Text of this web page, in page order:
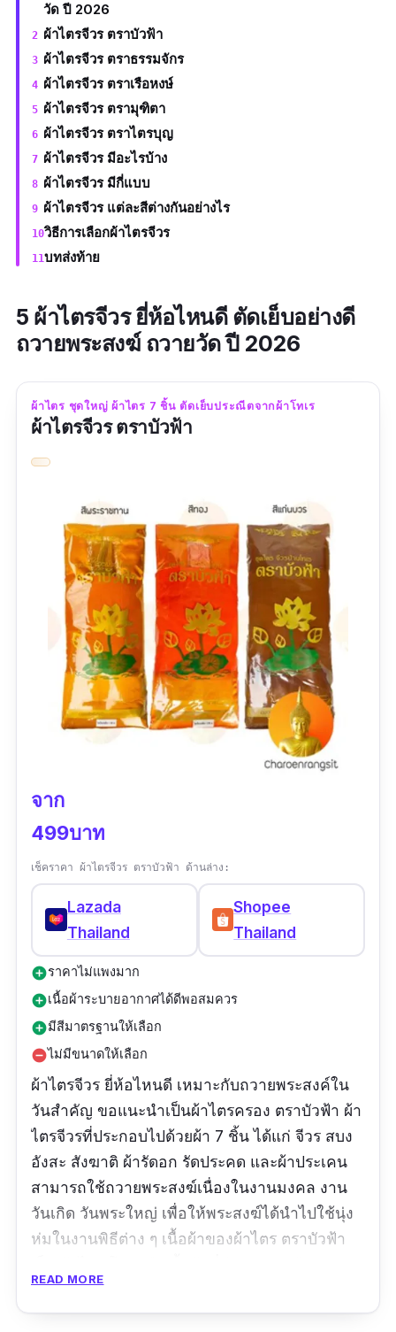
วัด ปี 2026
ผ้าไตรจีวร ตราบัวฟ้า
ผ้าไตรจีวร ตราธรรมจักร
ผ้าไตรจีวร ตราเรือหงษ์
ผ้าไตรจีวร ตรามุฑิตา
ผ้าไตรจีวร ตราไตรบุญ
ผ้าไตรจีวร มีอะไรบ้าง
ผ้าไตรจีวร มีกี่แบบ
ผ้าไตรจีวร แต่ละสีต่างกันอย่างไร
วิธีการเลือกผ้าไตรจีวร
บทส่งท้าย
5 ผ้าไตรจีวร ยี่ห้อไหนดี ตัดเย็บอย่างดี
ถวายพระสงฆ์ ถวายวัด ปี 2026
ผ้าไตร ชุดใหญ่ ผ้าไตร 7 ชิ้น ตัดเย็บประณีตจากผ้าโทเร
ผ้าไตรจีวร ตราบัวฟ้า
จาก
499บาท
เช็คราคา ผ้าไตรจีวร ตราบัวฟ้า ด้านล่าง:
Lazada
Thailand
Shopee
Thailand
add_circleราคาไม่แพงมาก
add_circleเนื้อผ้าระบายอากาศได้ดีพอสมควร
add_circleมีสีมาตรฐานให้เลือก
remove_circleไม่มีขนาดให้เลือก
ผ้าไตรจีวร ยี่ห้อไหนดี เหมาะกับถวายพระสงค์ใน
วันสำคัญ ขอแนะนำเป็นผ้าไตรครอง ตราบัวฟ้า ผ้า
ไตรจีวรที่ประกอบไปด้วยผ้า 7 ชิ้น ได้แก่ จีวร สบง
อังสะ สังฆาติ ผ้ารัดอก รัดประคด และผ้าประเคน
สามารถใช้ถวายพระสงฆ์เนื่องในงานมงคล งาน
วันเกิด วันพระใหญ่ เพื่อให้พระสงฆ์ได้นำไปใช้นุ่ง
ห่มในงานพิธีต่าง ๆ เนื้อผ้าของผ้าไตร ตราบัวฟ้า
นักเรียน มีความนุ่มปานกลาง ไม่หนามาก
สามารถระบายอากาศได้ดีพอสมควร เหมาะกับ
READ MORE